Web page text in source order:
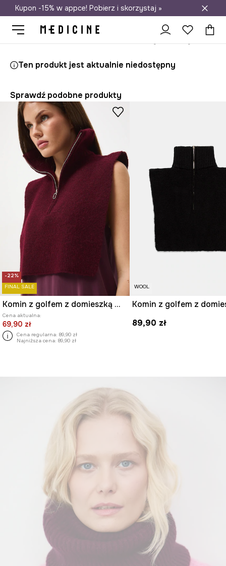
Darmowa dostawa do salonów
Kupon -15% w appce! Pobierz i skorzystaj »
Ten produkt jest aktualnie niedostępny
Sprawdź podobne produkty
-22%
FINAL SALE
Komin z golfem z domieszką wełny
Cena aktualna:
69,90 zł
Cena regularna: 89,90 zł
Najniższa cena: 89,90 zł
WOOL
89,90 zł